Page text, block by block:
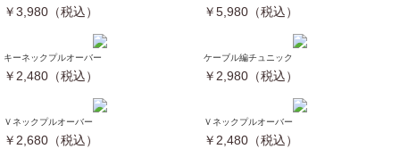
￥3,980（税込） ￥5,980（税込）
キーネックプルオーバー
￥2,480（税込）
ケーブル編チュニック
￥2,980（税込）
Ｖネックプルオーバー
￥2,680（税込）
Ｖネックプルオーバー
￥2,480（税込）